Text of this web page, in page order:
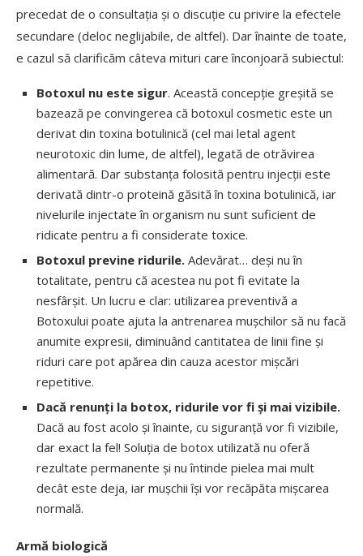
precedat de o consultația și o discuție cu privire la efectele
secundare (deloc neglijabile, de altfel). Dar înainte de toate,
e cazul să clarificăm câteva mituri care înconjoară subiectul:
Botoxul nu este sigur. Această concepție greșită se
bazează pe convingerea că botoxul cosmetic este un
derivat din toxina botulinică (cel mai letal agent
neurotoxic din lume, de altfel), legată de otrăvirea
alimentară. Dar substanța folosită pentru injecții este
derivată dintr-o proteină găsită în toxina botulinică, iar
nivelurile injectate în organism nu sunt suficient de
ridicate pentru a fi considerate toxice.
Botoxul previne ridurile. Adevărat… deși nu în
totalitate, pentru că acestea nu pot fi evitate la
nesfârșit. Un lucru e clar: utilizarea preventivă a
Botoxului poate ajuta la antrenarea mușchilor să nu facă
anumite expresii, diminuând cantitatea de linii fine și
riduri care pot apărea din cauza acestor mișcări
repetitive.
Dacă renunți la botox, ridurile vor fi și mai vizibile.
Dacă au fost acolo și înainte, cu siguranță vor fi vizibile,
dar exact la fel! Soluția de botox utilizată nu oferă
rezultate permanente și nu întinde pielea mai mult
decât este deja, iar mușchii își vor recăpăta mișcarea
normală.
Armă biologică